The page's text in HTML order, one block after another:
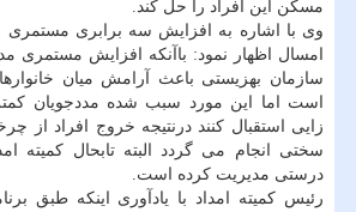
مسكن این افراد را حل كند.
وی با اشاره به افزایش سه برابری مستمری
امسال اظهار نمود: باآنكه افزایش مستمری
سازمان بهزیستی باعث آرامش میان
است اما این مورد سبب شده مددجویان
زایی استقبال كنند درنتیجه خروج افراد از
سختی انجام می گردد البته تابحال كمیته
درستی مدیریت كرده است.
رئیس كمیته امداد با یادآوری اینكه طبق